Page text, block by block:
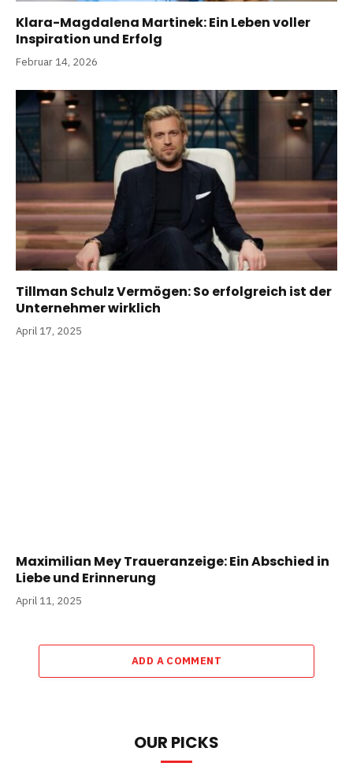
Klara-Magdalena Martinek: Ein Leben voller
Inspiration und Erfolg
Februar 14, 2026
Tillman Schulz Vermögen: So erfolgreich ist der
Unternehmer wirklich
April 17, 2025
Maximilian Mey Traueranzeige: Ein Abschied in
Liebe und Erinnerung
April 11, 2025
ADD A COMMENT
OUR PICKS